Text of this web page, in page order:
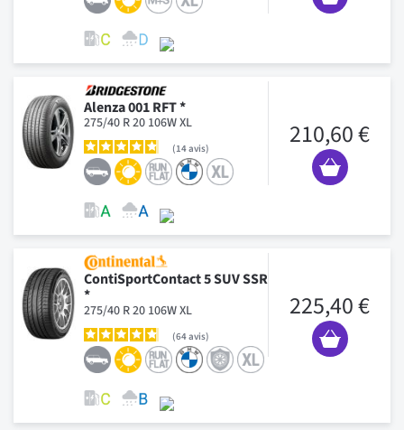
Alenza 001 RFT *
275/40 R 20 106W XL
14avis 210,60 €
ContiSportContact 5 SUV SSR
*
275/40 R 20 106W XL
64avis
225,40 €